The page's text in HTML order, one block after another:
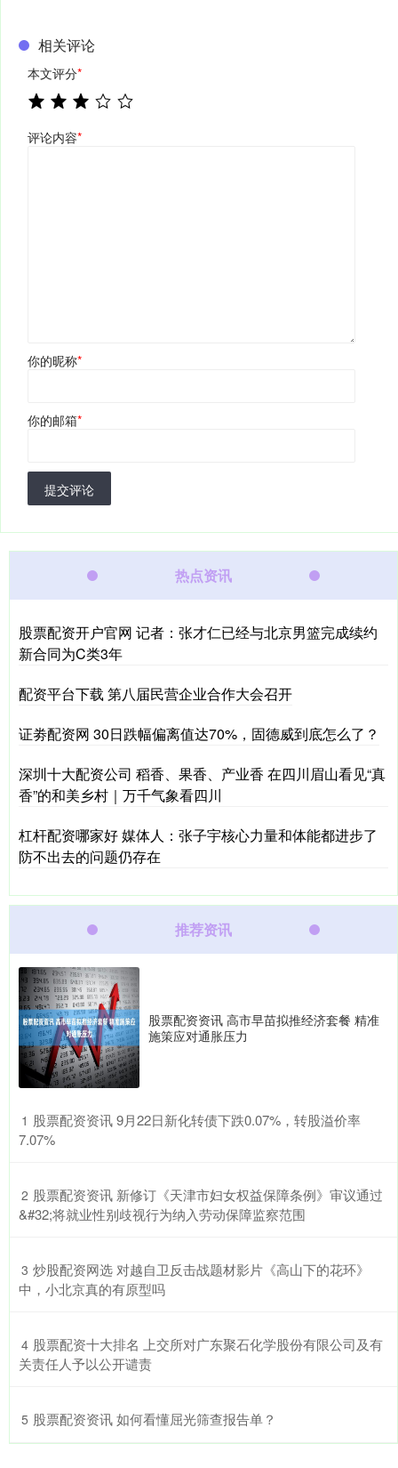
相关评论
本文评分*
评论内容*
你的昵称*
你的邮箱*
提交评论
热点资讯
股票配资开户官网 记者：张才仁已经与北京男篮完成续约
新合同为C类3年
配资平台下载 第八届民营企业合作大会召开
证劵配资网 30日跌幅偏离值达70%，固德威到底怎么了？
深圳十大配资公司 稻香、果香、产业香 在四川眉山看见“真
香”的和美乡村｜万千气象看四川
杠杆配资哪家好 媒体人：张子宇核心力量和体能都进步了
防不出去的问题仍存在
推荐资讯
股票配资资讯 高市早苗拟推经济套餐 精准
施策应对通胀压力
1 ​股票配资资讯 9月22日新化转债下跌0.07%，转股溢价率
7.07%
2 ​股票配资资讯 新修订《天津市妇女权益保障条例》审议通过
&#32;将就业性别歧视行为纳入劳动保障监察范围
3 ​炒股配资网选 对越自卫反击战题材影片《高山下的花环》
中，小北京真的有原型吗
4 ​股票配资十大排名 上交所对广东聚石化学股份有限公司及有
关责任人予以公开谴责
5 ​股票配资资讯 如何看懂屈光筛查报告单？